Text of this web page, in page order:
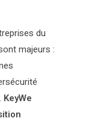
du
majeurs :
KeyWe